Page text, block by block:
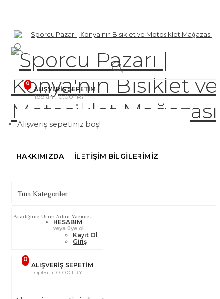
ALIŞVERIŞ SEPETIM
0
Toplam: 0,00TRY
Alışveriş sepetiniz boş!
HAKKIMIZDA İLETIŞIM BILGILERIMIZ
HESABIM
veya üye ol
Kayıt Ol
Giriş
ALIŞVERIŞ SEPETIM
0
Toplam: 0,00TRY